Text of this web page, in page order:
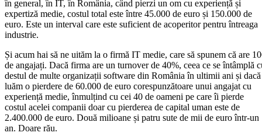
în general, în IT, în România, când pierzi un om cu experiență și
expertiză medie, costul total este între 45.000 de euro și 150.000 de
euro. Este un interval care este suficient de acoperitor pentru întreaga
industrie.
Și acum hai să ne uităm la o firmă IT medie, care să spunem că are
de angajați. Dacă firma are un turnover de 40%, ceea ce se întâmplă
destul de multe organizații software din România în ultimii ani și dacă
luăm o pierdere de 60.000 de euro corespunzătoare unui angajat cu
experiență medie, înmulțind cu cei 40 de oameni pe care îi pierde
costul acelei companii doar cu pierderea de capital uman este de
2.400.000 de euro. Două milioane și patru sute de mii de euro într-un
an. Doare rău.